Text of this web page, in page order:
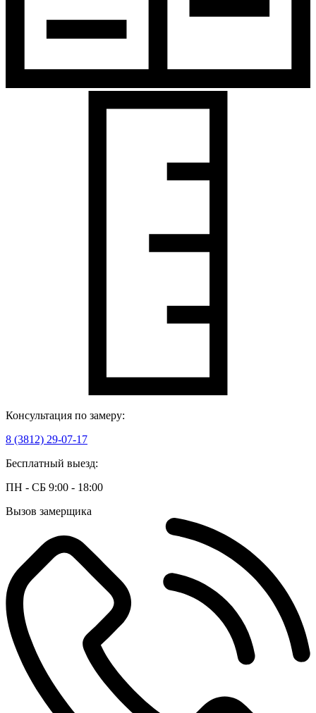
Консультация по замеру:
8 (3812) 29-07-17
Бесплатный выезд:
ПН - СБ 9:00 - 18:00
Вызов замерщика